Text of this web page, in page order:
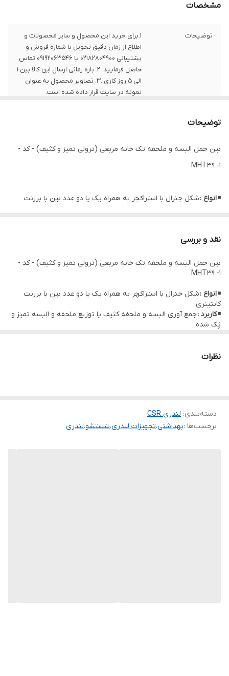
مشخصات
توضیحات
1.برای خرید این محصول و سایر محصولات و
اطلاع از زمان دقیق تحویل با شماره فروش و
پشتیبانی 02182804900 یا 09192063546 تماس
حاصل فرمایید. 2. بازه زمانی ارسال این کالا بین 1
الی 5 روز کاری .3. تصاویر محصول به عنوان
نمونه در سایت قرار داده شده است.
توضیحات
بین حمل البسه و ملحفه تک خانه مربعی (ترولی تمیز و کثیف) - کد -
MHT39 -1
◾انواع :شکل جنرال با استراکچر به همراه یک یا دو عدد بین با برزنت
نقد و بررسی
بین حمل البسه و ملحفه تک خانه مربعی (ترولی تمیز و کثیف) - کد -
MHT39 -1
◾انواع :شکل جنرال با استراکچر به همراه یک یا دو عدد بین با برزنت
کانتینری
◾کاربرد :جمع آوری البسه و ملحفه کثیف یا توزیع ملحفه و البسه تمیز و
پَک شده
استریل)
ملحقات :
✓ کیسه بین – چرخها تمام ABS
نظرات
دسته‌بندی: لندری CSR
برچسب‌ها :بهداشتی،تجهیزات لندری،شستشو،لندری